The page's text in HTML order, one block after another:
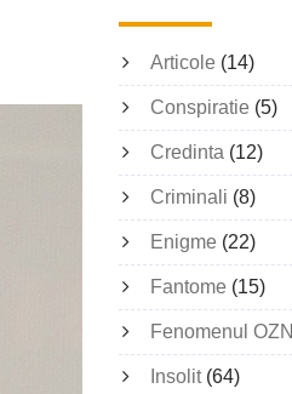
Articole (14)
Conspiratie (5)
Credinta (12)
Criminali (8)
Enigme (22)
Fantome (15)
Fenomenul OZN
Insolit(64)